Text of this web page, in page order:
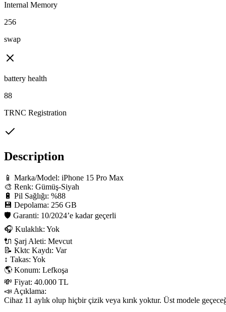
Internal Memory
256
swap
battery health
88
TRNC Registration
Description
📱 Marka/Model: iPhone 15 Pro Max
🎨 Renk: Gümüş-Siyah
🔋 Pil Sağlığı: %88
💾 Depolama: 256 GB
🛡 Garanti: 10/2024’e kadar geçerli
🎧 Kulaklık: Yok
🔌 Şarj Aleti: Mevcut
📝 Kktc Kaydı: Var
↕️ Takas: Yok
🌎 Konum: Lefkoşa
💸 Fiyat: 40.000 TL
📣 Açıklama:
Cihaz 11 aylık olup hiçbir çizik veya kırık yoktur. Üst modele